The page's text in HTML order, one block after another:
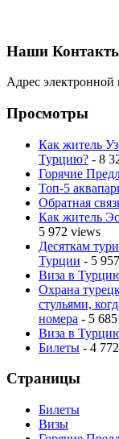
Наши
Адрес электронной
Просмотры
Как житель
Турцию? - 8
Горячие
Топ-5
Обратная
Как житель
5 972 views
Десяткам
Турции - 5
Виза в
Охрана
стульями,
номера - 5
Виза в
Билеты - 4
Страницы
Билеты
Визы